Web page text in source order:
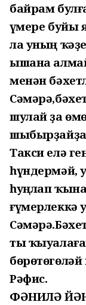
байрам
Ғүмере буйы
ла уның
ышана
менән
шулай ҙа
Такси елә
һүндермәй,
һуңлап
ғүмерлеккә
ты
Рәфис.
ФӘНИЛӘ